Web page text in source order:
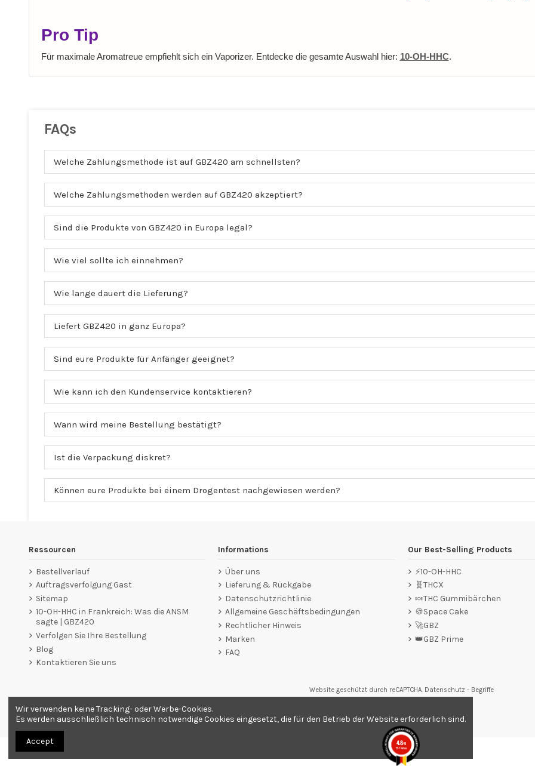
Pro Tip
Für maximale Aromatreue empfiehlt sich ein Vaporizer. Entdecke die gesamte Auswahl hier: 10-OH-HHC.
FAQs
Welche Zahlungsmethode ist auf GBZ420 am schnellsten?
Welche Zahlungsmethoden werden auf GBZ420 akzeptiert?
Sind die Produkte von GBZ420 in Europa legal?
Wie viel sollte ich einnehmen?
Wie lange dauert die Lieferung?
Liefert GBZ420 in ganz Europa?
Sind eure Produkte für Anfänger geeignet?
Wie kann ich den Kundenservice kontaktieren?
Wann wird meine Bestellung bestätigt?
Ist die Verpackung diskret?
Können eure Produkte bei einem Drogentest nachgewiesen werden?
Ressourcen
Bestellverlauf
Auftragsverfolgung Gast
Sitemap
10-OH-HHC in Frankreich: Was die ANSM
sagte | GBZ420
Verfolgen Sie Ihre Bestellung
Blog
Kontaktieren Sie uns
Informations
Über uns
Lieferung & Rückgabe
Datenschutzrichtlinie
Allgemeine Geschäftsbedingungen
Rechtlicher Hinweis
Marken
FAQ
Our Best-Selling Products
⚡10-OH-HHC
🧬THCX
🍬THC Gummibärchen
🍪Space Cake
🚀GBZ
👑GBZ Prime
Website geschützt durch reCAPTCHA. Datenschutz - Begriffe
Händler zugelassen von Gesellschaft für Garantierte Bewertungen,
Alle Produkte werden als Souvenirs verkauft. Bestellung nur ab 18 Jahren.
Wir verwenden keine Tracking- oder Werbe-Cookies.
Es werden ausschließlich technisch notwendige Cookies eingesetzt, die für den Betrieb der Website erforderlich sind.
Accept 4.8/5
557 Noten